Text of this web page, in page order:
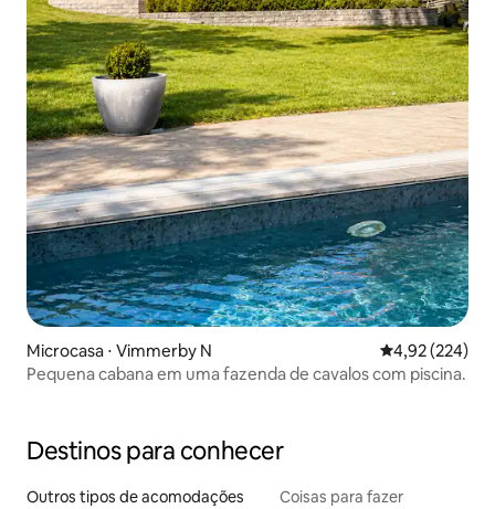
Microcasa ⋅ Vimmerby N 4,92 de uma
4,92 (224)
Pequena cabana em uma fazenda de cavalos com piscina.
Destinos para conhecer
Outros tipos de acomodações Coisas para fazer